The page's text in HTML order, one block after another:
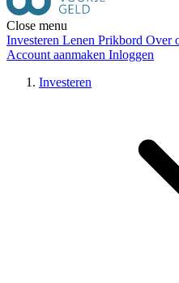
Close menu
Investeren Lenen Prikbord Over
Account aanmaken Inloggen
Investeren